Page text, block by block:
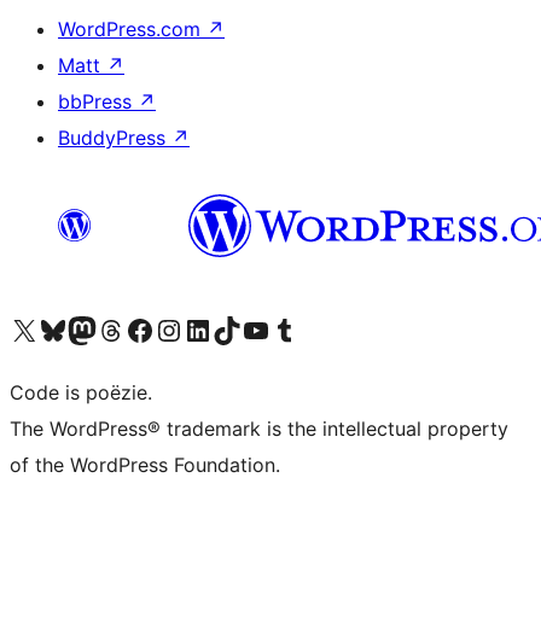
WordPress.com ↗
Matt ↗
bbPress ↗
BuddyPress ↗
Bezoek ons X (voorheen Twitter) account
Bezoek ons Bluesky account
Bezoek ons Mastodon account
Bezoek ons Threads account
Onze Facebook pagina bezoeken
Bezoek ons Instagram account
Bezoek ons LinkedIn account
Bezoek ons TikTok account
Bezoek ons YouTube kanaalBezoek ons Tumblr account
Code is poëzie.
The WordPress® trademark is the intellectual property
of the WordPress Foundation.